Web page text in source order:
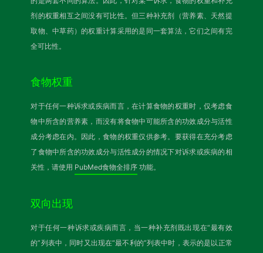
剂的权重相互之间没有可比性。但三种补充剂（营养素、天然提
取物、中草药）的权重计算采用的是同一套算法，它们之间有完
全可比性。
食物权重
对于任何一种诉求或疾病而言，在计算食物的权重时，仅考虑食
物中所含的营养素，而没有将食物中可能所含的功效成分与活性
成分考虑在内。因此，食物的权重仅供参考。要获得在充分考虑
了食物中所含的功效成分与活性成分的情况下对诉求或疾病的相
关性，请使用 PubMed食物全排序 功能。
双向出现
对于任何一种诉求或疾病而言，当一种补充剂既出现在“最有效
的”列表中，同时又出现在“最不利的”列表中时，表示的是以正常